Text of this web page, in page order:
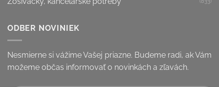
ODBER NOVINIEK
Nesmierne si vážime Vašej priazne. Budeme radi, ak Vám
možeme občas informovať o novinkách a zľavách.